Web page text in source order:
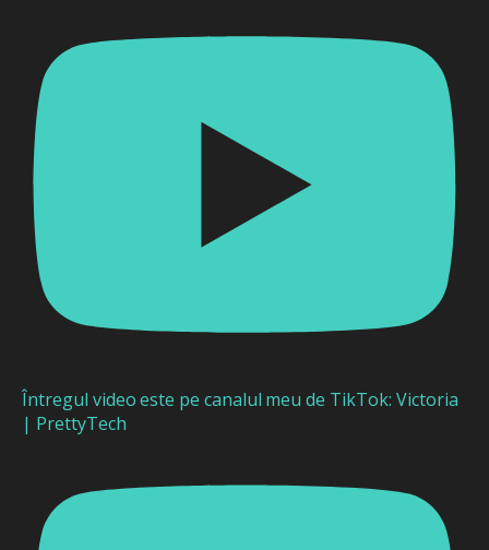
Întregul video este pe canalul meu de TikTok: Victoria
| PrettyTech